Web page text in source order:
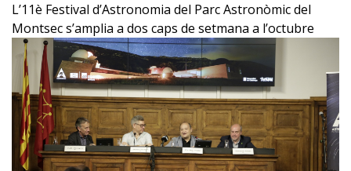
L’11è Festival d’Astronomia del Parc Astronòmic del
Montsec s’amplia a dos caps de setmana a l’octubre